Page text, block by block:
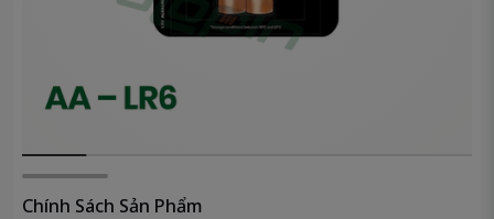
Chính Sách Sản Phẩm